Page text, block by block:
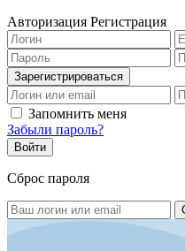
Авторизация Регистрация
Запомнить меня
Забыли пароль?
Сброс пароля